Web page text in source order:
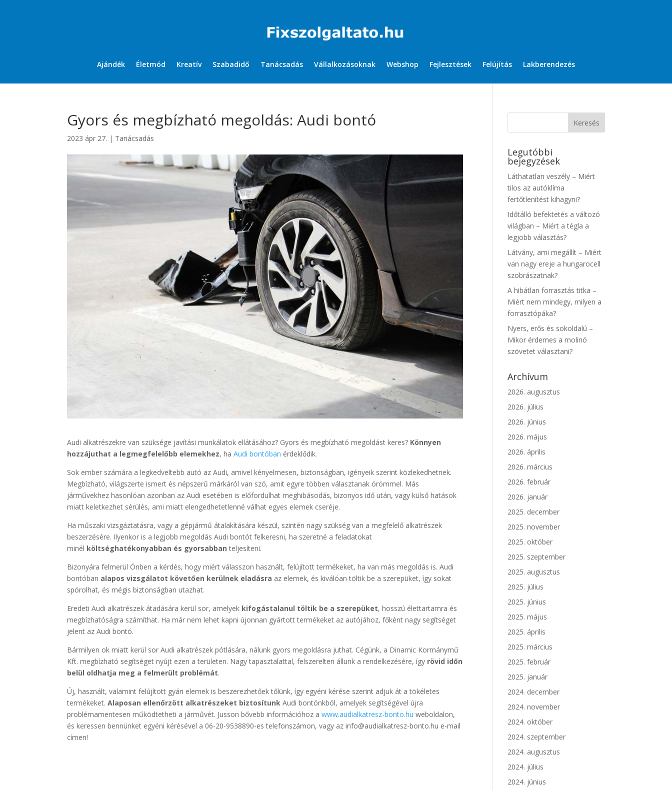
Ajándék Életmód Kreatív Szabadidő Tanácsadás Vállalkozásoknak Webshop Fejlesztések Felújítás Lakberendezés
Gyors és megbízható megoldás: Audi bontó
2023 ápr 27. | Tanácsadás
Audi alkatrészekre van szüksége javítási munkálatok ellátásához? Gyors és megbízható megoldást keres? Könnyen
hozzájuthat a legmegfelelőbb elemekhez, haAudi bontóban érdeklődik.
Sok ember számára a legkedveltebb autó az Audi, amivel kényelmesen, biztonságban, igényeik szerint közlekedhetnek.
Megbízható, világszerte ismert és népszerű márkáról van szó, amit egyre többen választanak örömmel. Más
járművekhez hasonlóan azonban az Audi esetében is előfordulhat meghibásodás, bizonyos idő után, vagy külső hatások
miatt keletkezhet sérülés, ami miatt elengedhetetlenné válhat egyes elemek cseréje.
Ha műszaki vizsgáztatásra, vagy a gépjármű átalakítására készül, szintén nagy szükség van a megfelelő alkatrészek
beszerzésére. Ilyenkor is a legjobb megoldás Audi bontót felkeresni, ha szeretné a feladatokat
minél költséghatékonyabban és gyorsabban teljesíteni.
Bizonyára felmerül Önben a kérdés, hogy miért válasszon használt, felújított termékeket, ha van más megoldás is. Audi
bontóban alapos vizsgálatot követően kerülnek eladásra az elemek, és kiválóan töltik be a szerepüket, így sokat
spórolhat, és mégis biztonságban utazhat.
Eredeti Audi alkatrészek átadására kerül sor, amelyek kifogástalanul töltik be a szerepüket, hosszú élettartamra és
megbízhatóságra számíthat. Ha már nem lehet kapni újonnan gyártott termékeket az autójához, főként nagy segítséget
jelent az Audi bontó.
Bármilyen ok miatt kerül sor Audi alkatrészek pótlására, nálunk gyors megoldásra juthat. Cégünk, a Dinamic Kormánymű
Kft. megbízható segítséget nyújt ezen a területen. Nagy tapasztalattal, felszerelten állunk a rendelkezésére, így rövid időn
belül oldhatja meg a felmerült problémát.
Új, használt, valamint felújított gyári elemek is beszerezhetőek tőlünk, így egyéni kérése szerint adjuk át a tökéletes
termékeket.Alaposan ellenőrzött alkatrészeket biztosítunk Audi bontónkból, amelyek segítségével újra
problémamentesen működtetheti a járművét. Jusson bővebb információhoz awww.audialkatresz-bonto.hu weboldalon,
és keressen bennünket egyéni kérésével a 06-20-9538890-es telefonszámon, vagy az info@audialkatresz-bonto.hu e-mail
címen!
Legutóbbi
bejegyzések
Láthatatlan veszély – Miért
tilos az autóklíma
fertőtlenítést kihagyni?
Időtálló befektetés a változó
világban – Miért a tégla a
legjobb választás?
Látvány, ami megállít – Miért
van nagy ereje a hungarocell
szobrászatnak?
A hibátlan forrasztás titka –
Miért nem mindegy, milyen a
forrasztópáka?
Nyers, erős és sokoldalú –
Mikor érdemes a molinó
szövetet választani?
Archívum
2026. augusztus
2026. július
2026. június
2026. május
2026. április
2026. március
2026. február
2026. január
2025. december
2025. november
2025. október
2025. szeptember
2025. augusztus
2025. július
2025. június
2025. május
2025. április
2025. március
2025. február
2025. január
2024. december
2024. november
2024. október
2024. szeptember
2024. augusztus
2024. július
2024. június